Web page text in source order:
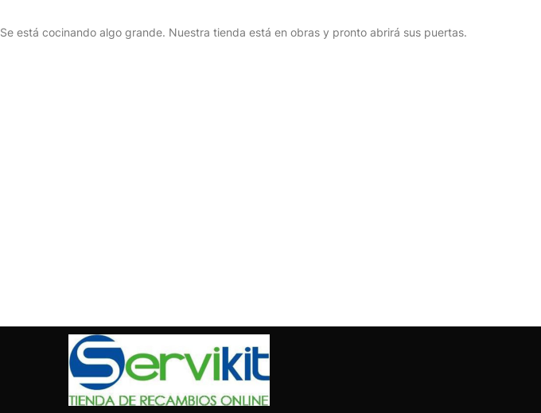
Se está cocinando algo grande. Nuestra tienda está en obras y pronto abrirá sus puertas.